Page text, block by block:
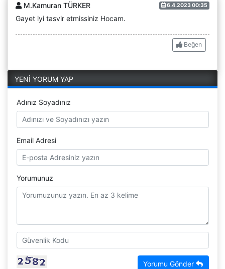
M.Kamuran TÜRKER 6.4.2023 00:35
Gayet iyi tasvir etmissiniz Hocam.
Beğen
YENİ YORUM YAP
Adınız Soyadınız
Email Adresi
Yorumunuz
Yorumu Gönder